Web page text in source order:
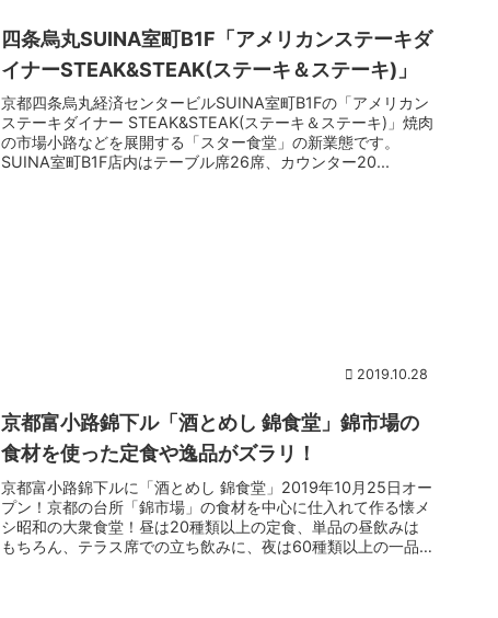
四条烏丸SUINA室町B1F「アメリカンステーキダ
イナーSTEAK&STEAK(ステーキ＆ステーキ)」
京都四条烏丸経済センタービルSUINA室町B1Fの「アメリカン
ステーキダイナー STEAK&STEAK(ステーキ＆ステーキ)」焼肉
の市場小路などを展開する「スター食堂」の新業態です。
SUINA室町B1F店内はテーブル席26席、カウンター20...
2019.10.28
京都富小路錦下ル「酒とめし 錦食堂」錦市場の
食材を使った定食や逸品がズラリ！
京都富小路錦下ルに「酒とめし 錦食堂」2019年10月25日オー
プン！京都の台所「錦市場」の食材を中心に仕入れて作る懐メ
シ昭和の大衆食堂！昼は20種類以上の定食、単品の昼飲みは
もちろん、テラス席での立ち飲みに、夜は60種類以上の一品